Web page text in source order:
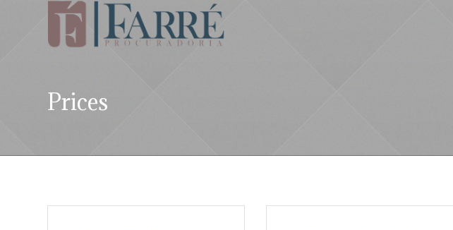
Prices